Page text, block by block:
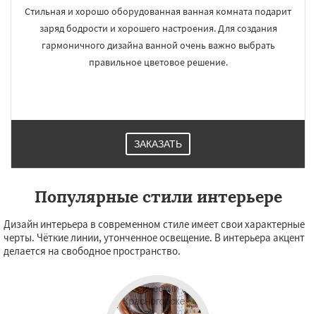
Стильная и хорошо оборудованная ванная комната подарит
заряд бодрости и хорошего настроения. Для создания
гармоничного дизайна ванной очень важно выбрать
правильное цветовое решение.
ЗАКАЗАТЬ
Популярные стили интерьере
Дизайн интерьера в современном стиле имеет свои характерные
черты. Чёткие линии, утонченное освещение. В интерьера акцент
делается на свободное пространство.